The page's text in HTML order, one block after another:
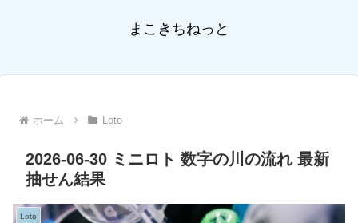
まこきちねっと
ホーム Loto
2026-06-30 ミニロト 数字の川の流れ 最新
抽せん結果
Loto